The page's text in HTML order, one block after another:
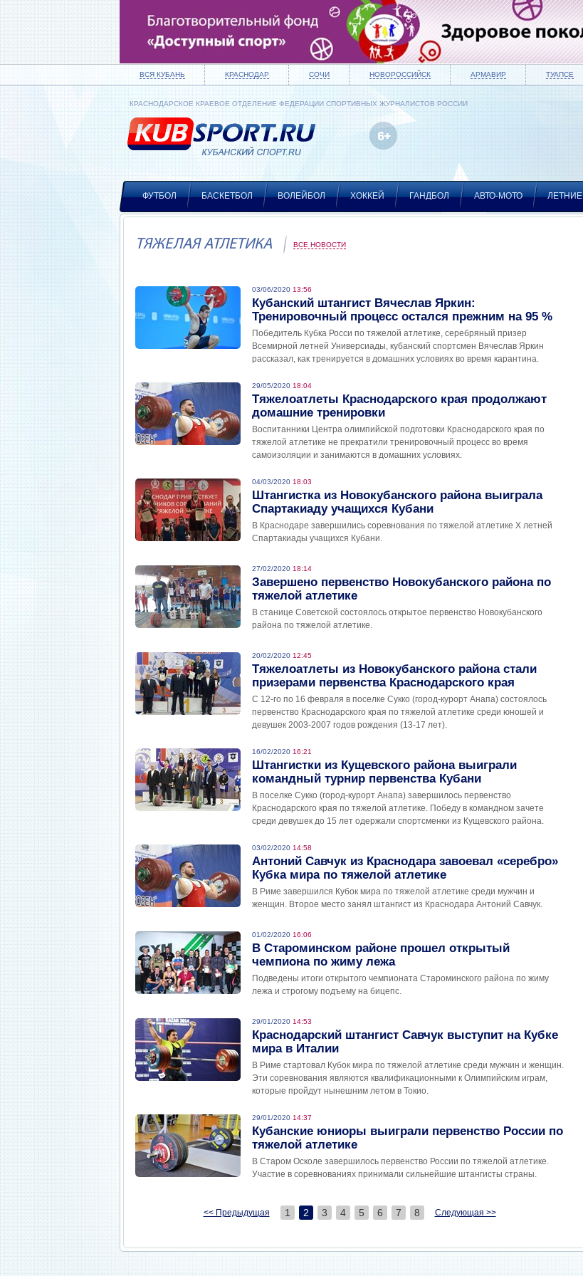
ВСЯ КУБАНЬ КРАСНОДАР СОЧИ НОВОРОССИЙСК АРМАВИР ТУАПСЕ
КРАСНОДАРСКОЕ КРАЕВОЕ ОТДЕЛЕНИЕ ФЕДЕРАЦИИ СПОРТИВНЫХ ЖУРНАЛИСТОВ РОССИИ
ФУТБОЛ БАСКЕТБОЛ ВОЛЕЙБОЛ ХОККЕЙ ГАНДБОЛ АВТО-МОТО ЛЕТНИЕ
ТЯЖЕЛАЯ АТЛЕТИКА ВСЕ НОВОСТИ
03/06/2020 13:56
Кубанский штангист Вячеслав Яркин:
Тренировочный процесс остался прежним на 95 %
Победитель Кубка Росси по тяжелой атлетике, серебряный призер
Всемирной летней Универсиады, кубанский спортсмен Вячеслав Яркин
рассказал, как тренируется в домашних условиях во время карантина.
29/05/2020 18:04
Тяжелоатлеты Краснодарского края продолжают
домашние тренировки
Воспитанники Центра олимпийской подготовки Краснодарского края по
тяжелой атлетике не прекратили тренировочный процесс во время
самоизоляции и занимаются в домашних условиях.
04/03/2020 18:03
Штангистка из Новокубанского района выиграла
Спартакиаду учащихся Кубани
В Краснодаре завершились соревнования по тяжелой атлетике X летней
Спартакиады учащихся Кубани.
27/02/2020 18:14
Завершено первенство Новокубанского района по
тяжелой атлетике
В станице Советской состоялось открытое первенство Новокубанского
района по тяжелой атлетике.
20/02/2020 12:45
Тяжелоатлеты из Новокубанского района стали
призерами первенства Краснодарского края
С 12-го по 16 февраля в поселке Сукко (город-курорт Анапа) состоялось
первенство Краснодарского края по тяжелой атлетике среди юношей и
девушек 2003-2007 годов рождения (13-17 лет).
16/02/2020 16:21
Штангистки из Кущевского района выиграли
командный турнир первенства Кубани
В поселке Сукко (город-курорт Анапа) завершилось первенство
Краснодарского края по тяжелой атлетике. Победу в командном зачете
среди девушек до 15 лет одержали спортсменки из Кущевского района.
03/02/2020 14:58
Антоний Савчук из Краснодара завоевал «серебро»
Кубка мира по тяжелой атлетике
В Риме завершился Кубок мира по тяжелой атлетике среди мужчин и
женщин. Второе место занял штангист из Краснодара Антоний Савчук.
01/02/2020 16:06
В Староминском районе прошел открытый
чемпиона по жиму лежа
Подведены итоги открытого чемпионата Староминского района по жиму
лежа и строгому подъему на бицепс.
29/01/2020 14:53
Краснодарский штангист Савчук выступит на Кубке
мира в Италии
В Риме стартовал Кубок мира по тяжелой атлетике среди мужчин и женщин.
Эти соревнования являются квалификационными к Олимпийским играм,
которые пройдут нынешним летом в Токио.
29/01/2020 14:37
Кубанские юниоры выиграли первенство России по
тяжелой атлетике
В Старом Осколе завершилось первенство России по тяжелой атлетике.
Участие в соревнованиях принимали сильнейшие штангисты страны.
<< Предыдущая 1 2 3 4 5 6 7 8 Следующая >>